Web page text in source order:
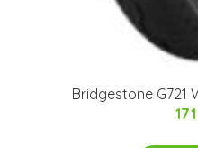
Bridgestone G721